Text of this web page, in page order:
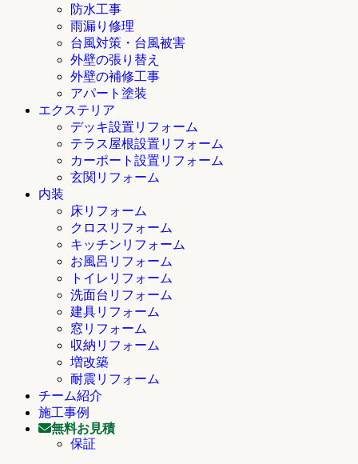
防水工事
雨漏り修理
台風対策・台風被害
外壁の張り替え
外壁の補修工事
アパート塗装
エクステリア
デッキ設置リフォーム
テラス屋根設置リフォーム
カーポート設置リフォーム
玄関リフォーム
内装
床リフォーム
クロスリフォーム
キッチンリフォーム
お風呂リフォーム
トイレリフォーム
洗面台リフォーム
建具リフォーム
窓リフォーム
収納リフォーム
増改築
耐震リフォーム
チーム紹介
施工事例
無料お見積
保証